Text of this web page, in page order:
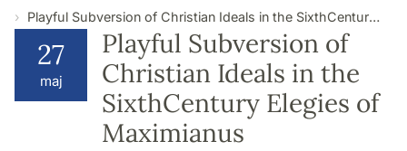
Playful Subversion of Christian Ideals in the SixthCentury Elegies of Maximianus
27
maj
Playful Subversion of
Christian Ideals in the
SixthCentury Elegies of
Maximianus